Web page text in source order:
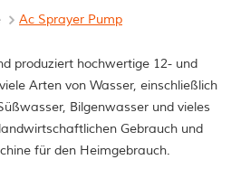
Ac Sprayer Pump
produziert hochwertige 12- und
Arten von Wasser, einschließlich
Bilgenwasser und vieles
Gebrauch und
für den Heimgebrauch.